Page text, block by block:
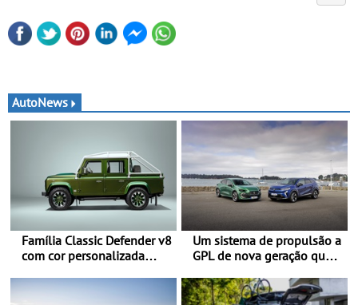
AutoNews
Família Classic Defender v8
com cor personalizada
Double Cab
Um sistema de propulsão a
GPL de nova geração que
eficiência ao Clio, Captur e
Symbioz